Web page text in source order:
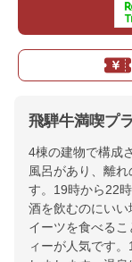
飛騨牛満喫プ
4棟の建物で構成
風呂があり、離
す。19時から22
酒を飲むのにい
イーツを食べる
ィーが人気です